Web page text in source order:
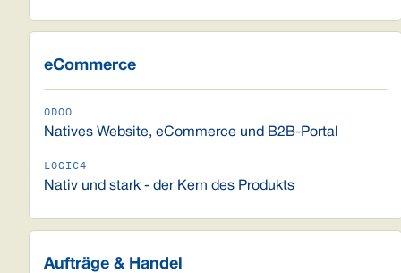
eCommerce
Natives Website, eCommerce und B2B-Portal
Nativ und stark - der Kern des Produkts
Aufträge & Handel